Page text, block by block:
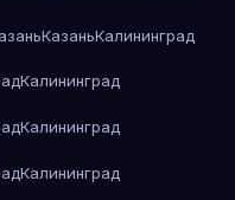
КазаньКалининград
Калининград
Калининград
Калининград